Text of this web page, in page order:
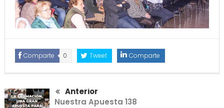
Comparte 0 Tweet Comparte
Anterior
Nuestra Apuesta 138